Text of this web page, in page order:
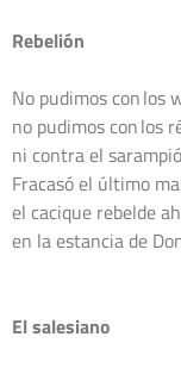
Rebelión
No pudimos con los
no pudimos con los
ni contra el
Fracasó el último
el cacique rebelde
en la estancia de
El salesiano